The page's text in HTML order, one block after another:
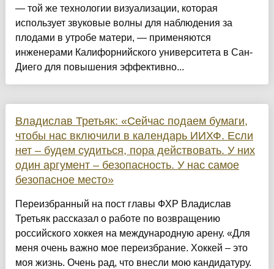
— той же технологии визуализации, которая
использует звуковые волны для наблюдения за
плодами в утробе матери, — применяются
инженерами Калифорнийского университета в Сан-
Диего для повышения эффективно...
Владислав Третьяк: «Сейчас подаем бумаги,
чтобы нас включили в календарь ИИХФ. Если
нет – будем судиться, пора действовать. У них
один аргумент – безопасность. У нас самое
безопасное место»
Переизбранный на пост главы ФХР Владислав
Третьяк рассказал о работе по возвращению
российского хоккея на международную арену. «Для
меня очень важно мое переизбрание. Хоккей – это
моя жизнь. Очень рад, что внесли мою кандидатуру.